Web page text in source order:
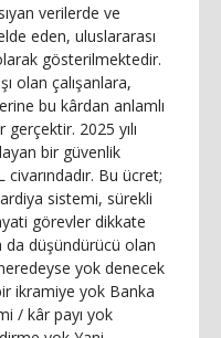
verilerde ve
eden, uluslararası
gösterilmektedir.
olan çalışanlara,
bu kârdan anlamlı
gerçektir. 2025 yılı
bir güvenlik
Bu ücret;
sistemi, sürekli
görevler dikkate
da düşündürücü olan
yok denecek
ikramiye yok Banka
/ kâr payı yok